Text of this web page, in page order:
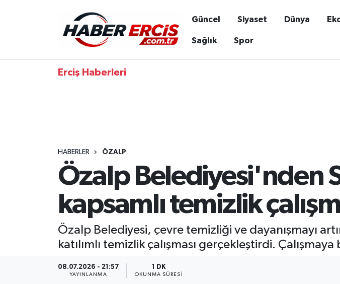
Güncel Siyaset Dünya
Sağlık Spor
Erciş Haberleri
HABERLER ÖZALP
Özalp Belediyesi'nden
kapsamlı temizlik
Özalp Belediyesi, çevre temizliği ve dayanışmayı
katılımlı temizlik çalışması gerçekleştirdi.
08.07.2026 - 21:57
YAYINLANMA
1 DK
OKUNMA SÜRESI